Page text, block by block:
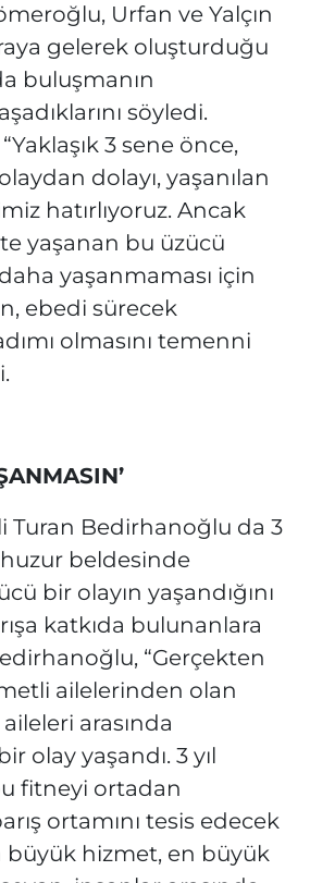
Urfan ve Yalçın
gelerek oluşturduğu
buluşmanın
söyledi.
3 sene önce,
dolayı, yaşanılan
hatırlıyoruz. Ancak
yaşanan bu üzücü
yaşanmaması için
ebedi sürecek
olmasını temenni
Turan Bedirhanoğlu da 3
beldesinde
bir olayın yaşandığını
katkıda bulunanlara
“Gerçekten
ailelerinden olan
arasında
olay yaşandı. 3 yıl
fitneyi ortadan
ortamını tesis edecek
büyük hizmet, en büyük